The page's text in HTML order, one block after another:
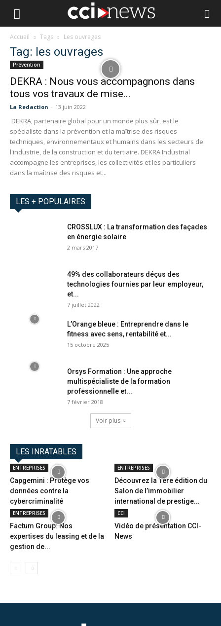
Accueil Tags Les ouvrages
Tag: les ouvrages
Prévention
DEKRA : Nous vous accompagnons dans
tous vos travaux de mise...
La Redaction - 13 juin 2022
DEKRA, partenaire global pour un monde plus sûr, est le
spécialiste dans la prévention et la maîtrise des risques
techniques, environnementaux et humains dans les secteurs de
l'industrie, de la construction et du tertiaire. DEKRA Industrial
accompagne les entreprises, les collectivités et les particuliers
dans la maîtrise des risques et...
LES + POPULAIRES
CROSSLUX : La transformation des façades
en énergie solaire
2 mars 2017
49% des collaborateurs déçus des
technologies fournies par leur employeur,
et...
7 juillet 2022
L’Orange bleue : Entreprendre dans le
fitness avec sens, rentabilité et...
15 octobre 2025
Orsys Formation : Une approche
multispécialiste de la formation
professionnelle et...
7 février 2018
Voir plus
LES INRATABLES
ENTREPRISES
Capgemini : Protège vos
données contre la
cybercriminalité
ENTREPRISES
Découvrez la 1ère édition du
Salon de l’immobilier
international de prestige...
ENTREPRISES
Factum Group: Nos
expertises du leasing et de la
gestion de...
CCI
Vidéo de présentation CCI-
News